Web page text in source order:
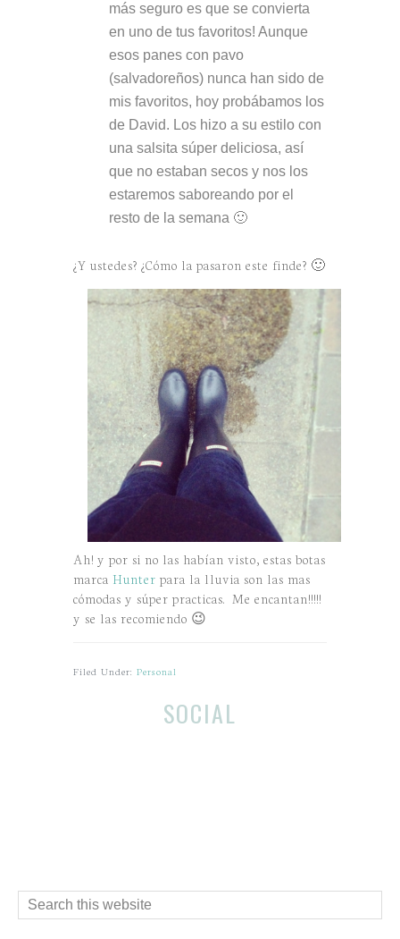
más seguro es que se convierta
en uno de tus favoritos! Aunque
esos panes con pavo
(salvadoreños) nunca han sido de
mis favoritos, hoy probábamos los
de David. Los hizo a su estilo con
una salsita súper deliciosa, así
que no estaban secos y nos los
estaremos saboreando por el
resto de la semana 🙂
¿Y ustedes? ¿Cómo la pasaron este finde? 🙂
Ah! y por si no las habían visto, estas botas
marca Hunter para la lluvia son las mas
cómodas y súper practicas. Me encantan!!!!!
y se las recomiendo 😉
Filed Under:Personal
SOCIAL
Search